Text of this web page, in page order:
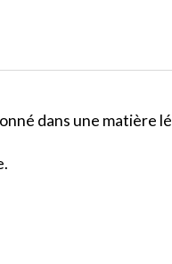
dans une matière